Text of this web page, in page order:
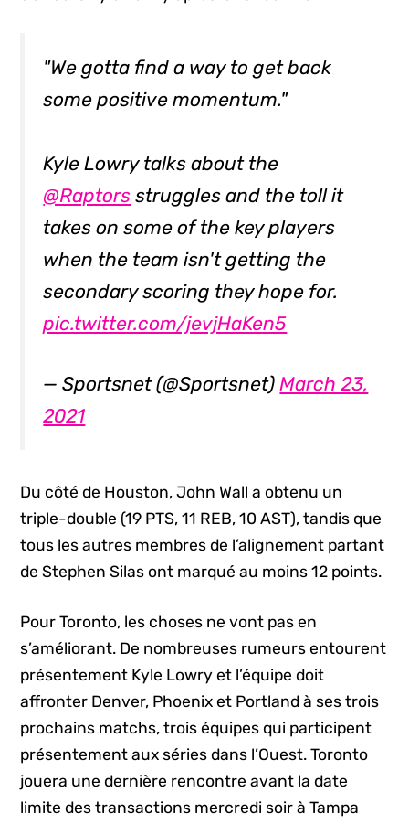
"We gotta find a way to get back
some positive momentum."
Kyle Lowry talks about the
@Raptors struggles and the toll it
takes on some of the key players
when the team isn't getting the
secondary scoring they hope for.
pic.twitter.com/jevjHaKen5
— Sportsnet (@Sportsnet)March 23,
2021
Du côté de Houston, John Wall a obtenu un
triple-double (19 PTS, 11 REB, 10 AST), tandis que
tous les autres membres de l’alignement partant
de Stephen Silas ont marqué au moins 12 points.
Pour Toronto, les choses ne vont pas en
s’améliorant. De nombreuses rumeurs entourent
présentement Kyle Lowry et l’équipe doit
affronter Denver, Phoenix et Portland à ses trois
prochains matchs, trois équipes qui participent
présentement aux séries dans l’Ouest. Toronto
jouera une dernière rencontre avant la date
limite des transactions mercredi soir à Tampa